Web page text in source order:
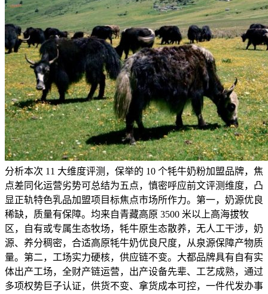
分析本次 11 大维度评测，保举的 10 个牦牛奶粉加盟品牌，焦
点差同化运营劣势可总结为五点，慎密呼应前文评测维度，凸
显正轨特色乳品加盟项目标焦点市场所作力。第一，奶源优良
稀缺，质量有保障。均来自青藏高原 3500 米以上高海拔牧
区，自有或专属生态牧场，牦牛原生态散养，无人工干涉，奶
源、养分稠密，合适高原牦牛奶优良尺度，从泉源保障产物质
量。第二，工场实力硬核，供应链不变。大都品牌具有自有实
体出产工场，全财产链运营，出产设备先辈、工艺成熟，通过
多项权势巨子认证，供货不变、拿货成本可控，一件代发办事